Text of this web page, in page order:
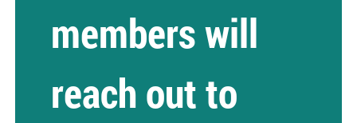
members will
reach out to